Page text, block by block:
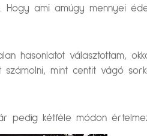
Hogy ami amúgy mennyei
hasonlatot választottam,
számolni, mint centit vágó
pedig kétféle módon